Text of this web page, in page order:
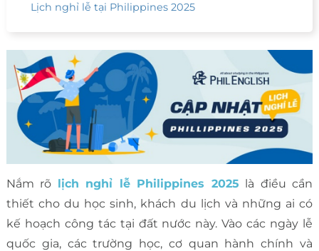
Lịch nghỉ lễ tại Philippines 2025
Nắm rõ lịch nghỉ lễ Philippines 2025 là điều cần
thiết cho du học sinh, khách du lịch và những ai có
kế hoạch công tác tại đất nước này. Vào các ngày lễ
quốc gia, các trường học, cơ quan hành chính và